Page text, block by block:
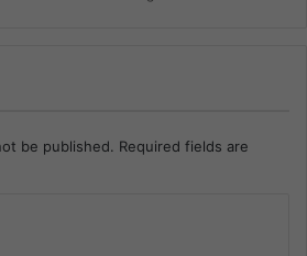
be published. Required fields are